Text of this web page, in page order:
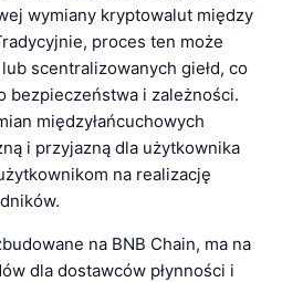
wymiany kryptowalut między
proces ten może
scentralizowanych giełd, co
bezpieczeństwa i zależności.
międzyłańcuchowych
i przyjazną dla użytkownika
na realizację
na BNB Chain, ma na
dla dostawców płynności i